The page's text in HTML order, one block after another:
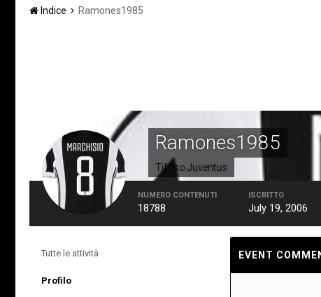
Indice Ramones1985
Ramones1985
Tifoso Juventus
NUMERO CONTENUTI
18788
ISCRITTO
July 19, 2006
Tutte le attività
Profilo
EVENT